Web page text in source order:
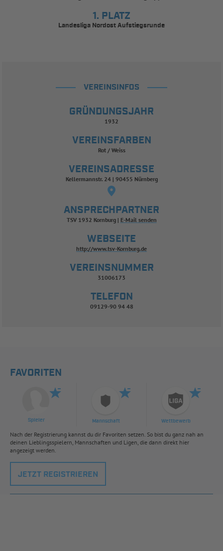
1. PLATZ
Landesliga Nordost Aufstiegsrunde
VEREINSINFOS
GRÜNDUNGSJAHR
1932
VEREINSFARBEN
Rot / Weiss
VEREINSADRESSE
Kellermannstr. 24 | 90455 Nürnberg
ANSPRECHPARTNER
TSV 1932 Kornburg E-Mail senden
WEBSEITE
http://www.tsv-Kornburg.de
VEREINSNUMMER
31006173
TELEFON
09129-90 94 48
FAVORITEN
Spieler Mannschaft Wettbewerb
Nach der Registrierung kannst du dir Favoriten setzen. So bist du ganz nah an
deinen Lieblingsspielern, Mannschaften und Ligen, die dann direkt hier
angezeigt werden.
JETZT REGISTRIEREN